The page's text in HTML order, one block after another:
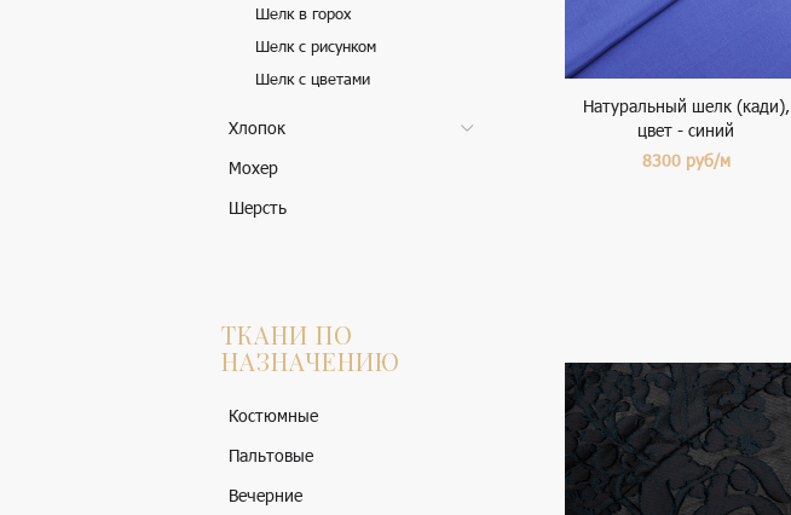
Шелк в горох
Шелк с рисунком
Шелк с цветами
Хлопок
Мохер
Шерсть
ТКАНИ ПО
НАЗНАЧЕНИЮ
Костюмные
Пальтовые
Вечерние
Натуральный шелк (кади),
цвет - синий
8300 руб/м